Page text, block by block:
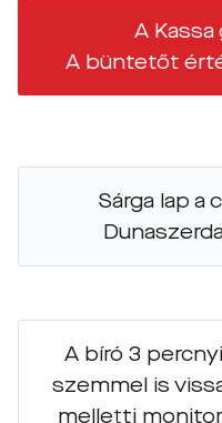
A
A büntetőt
Sárga lap a
A bíró 3
szemmel is
melletti